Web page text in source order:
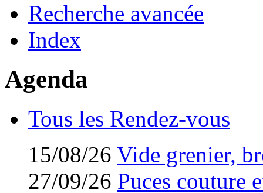
Recherche avancée
Index
Agenda
Tous les Rendez-vous
15/08/26 Vide grenier,
27/09/26 Puces couture